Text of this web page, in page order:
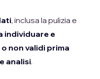
, inclusa la pulizia e
individuare e
non validi prima
analisi.